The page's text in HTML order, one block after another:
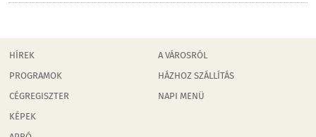
HÍREK
PROGRAMOK
CÉGREGISZTER
KÉPEK
A VÁROSRÓL
HÁZHOZ SZÁLLÍTÁS
NAPI MENÜ